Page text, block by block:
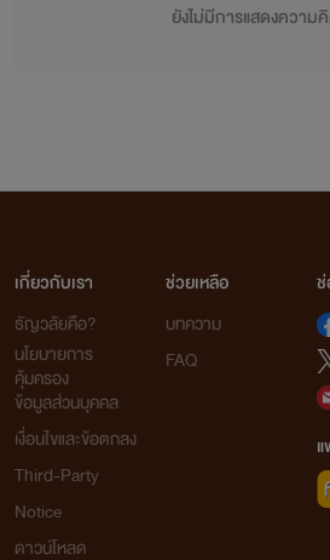
ยังไม่มีการแสดงความ
เกี่ยวกับเรา
ธัญวลัยคือ?
นโยบายการ
คุ้มครอง
ข้อมูลส่วนบุคคล
เงื่อนไขและข้อตกลง
Third-Party
Notice
ดาวน์โหลด
ช่วยเหลือ
บทความ
FAQ